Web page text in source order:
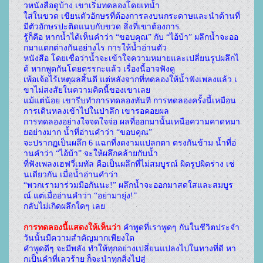
วหนังสือดูบ้าง เขาเริ่มทดลองโดยเทน้ำ
ใส่ในขวด เขียนตัวอักษรที่ต้องการลงบนกระดาษและนำด้านที่
มีตัวอักษรปะติดแนบกับขวด สิ่งที่เขาต้องการ
รู้ก็คือ หากน้ำได้เห็นคำว่า “ขอบคุณ” กับ “ไอ้บ้า” ผลึกน้ำจะออ
กมาแตกต่างกันอย่างไร การให้น้ำอ่านตัว
หนังสือ โดยเชื่อว่าน้ำจะเข้าใจความหมายและเปลี่ยนรูปผลึกไ
ด้ หากพูดกันโดยตรรกะแล้ว เรื่องนี้อาจฟังดู
เพ้อเจ้อไร้เหตุผลสิ้นดี แต่หลังจากที่ทดลองให้น้ำฟังเพลงแล้ว เ
ขาไม่สงสัยในความคิดนี้ของเขาเลย
แม้แต่น้อย เขารีบทำการทดลองทันที การทดลองครั้งนี้เหมือน
การเดินหลงเข้าไปในป่าลึก เขารอคอยผล
การทดลองอย่างใจจดใจจ่อ ผลที่ออกมานั้นเหนือความคาดหมา
ยอย่างมาก น้ำที่อ่านคำว่า “ขอบคุณ”
จะปรากฏเป็นผลึก 6 แฉกที่งดงามแปลกตา ตรงกันข้าม น้ำที่อ่
านคำว่า “ไอ้บ้า” จะให้ผลึกคล้ายกับน้ำ
ที่ฟังเพลงเฮฟวี่เมทัล คือเป็นผลึกที่ไม่สมบูรณ์ ผิดรูปผิดร่าง เช่
นเดียวกัน เมื่อน้ำอ่านคำว่า
“พวกเรามาร่วมมือกันนะ!” ผลึกน้ำจะออกมาสดใสและสมบูร
ณ์ แต่เมื่ออ่านคำว่า “อย่ามายุ่ง!”
กลับไม่เกิดผลึกใดๆ เลย
การทดลองนี้แสดงให้เห็นว่า คำพูดที่เราพูดๆ กันในชีวิตประจำ
วันนั้นมีความสำคัญมากเพียงใด
คำพูดดีๆ จะมีพลัง ทำให้ทุกอย่างเปลี่ยนแปลงไปในทางที่ดี หา
กเป็นคำที่เลวร้าย ก็จะนำทุกสิ่งไปสู่